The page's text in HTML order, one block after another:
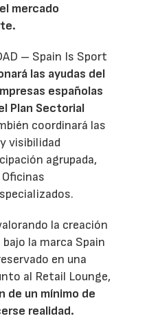
mercado
– Spain Is Sport
las ayudas del
españolas
Plan Sectorial
coordinará las
visibilidad
agrupada,
la creación
la marca Spain
en una
al Retail Lounge,
de un mínimo de
realidad.